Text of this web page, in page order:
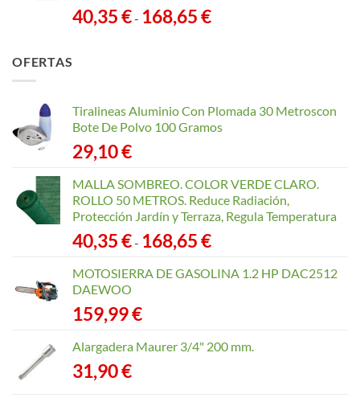
40,35€- 168,65€Rango
168,65 €
OFERTAS
Tiralineas Aluminio Con Plomada 30 Metroscon
Bote De Polvo 100 Gramos
29,10€
MALLA SOMBREO. COLOR VERDE CLARO.
ROLLO 50 METROS. Reduce Radiación,
Protección Jardín y Terraza, Regula Temperatura
40,35€- 168,65€Rango
precios:
MOTOSIERRA DE GASOLINA 1.2 HP DAC2512
DAEWOO
159,99€
Alargadera Maurer 3/4" 200 mm.
31,90€